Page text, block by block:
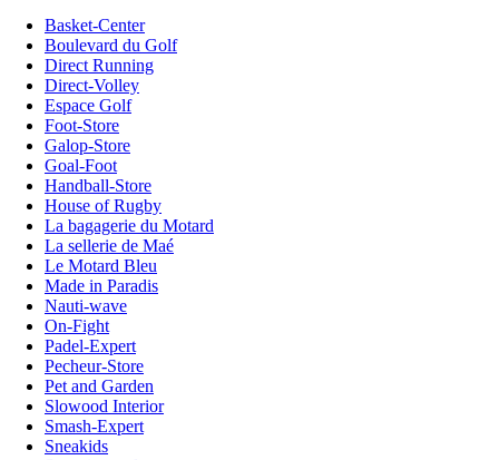
Basket-Center
Boulevard du Golf
Direct Running
Direct-Volley
Espace Golf
Foot-Store
Galop-Store
Goal-Foot
Handball-Store
House of Rugby
La bagagerie du Motard
La sellerie de Maé
Le Motard Bleu
Made in Paradis
Nauti-wave
On-Fight
Padel-Expert
Pecheur-Store
Pet and Garden
Slowood Interior
Smash-Expert
Sneakids